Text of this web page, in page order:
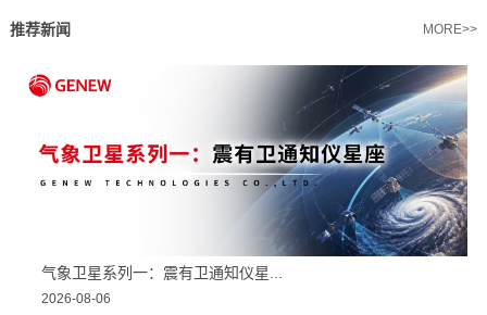
推荐新闻 MORE>>
气象卫星系列一：震有卫通知仪星...
2026-08-06